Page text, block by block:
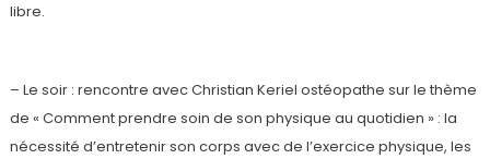
libre.
– Le soir : rencontre avec Christian Keriel ostéopathe sur le thème
de « Comment prendre soin de son physique au quotidien » : la
nécessité d’entretenir son corps avec de l’exercice physique, les